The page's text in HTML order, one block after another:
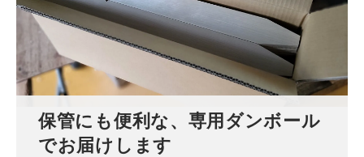
保管にも便利な、専用ダンボール
でお届けします